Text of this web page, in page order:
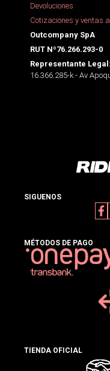
Devoluciones
Cotizaciones y ventas
Outcompany SpA
RUT Nº76.266.293-0
Representante Legal:
16.366.285-k - Av
SIGUENOS
MÉTODOS DE PAGO
TIENDA OFICIAL